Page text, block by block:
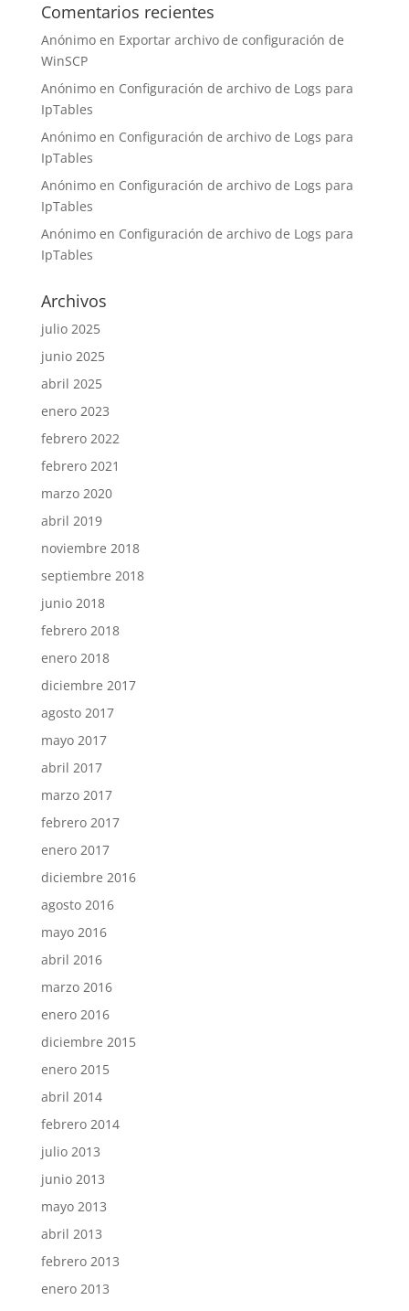
Comentarios recientes
Anónimoen Exportar archivo de configuración de
WinSCP
Anónimoen Configuración de archivo de Logs para
IpTables
Anónimoen Configuración de archivo de Logs para
IpTables
Anónimoen Configuración de archivo de Logs para
IpTables
Anónimoen Configuración de archivo de Logs para
IpTables
Archivos
julio 2025
junio 2025
abril 2025
enero 2023
febrero 2022
febrero 2021
marzo 2020
abril 2019
noviembre 2018
septiembre 2018
junio 2018
febrero 2018
enero 2018
diciembre 2017
agosto 2017
mayo 2017
abril 2017
marzo 2017
febrero 2017
enero 2017
diciembre 2016
agosto 2016
mayo 2016
abril 2016
marzo 2016
enero 2016
diciembre 2015
enero 2015
abril 2014
febrero 2014
julio 2013
junio 2013
mayo 2013
abril 2013
febrero 2013
enero 2013